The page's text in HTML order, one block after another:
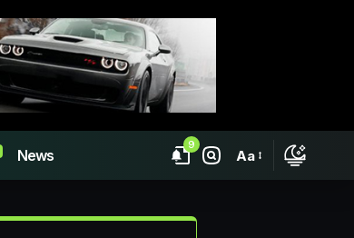
News
9
Aa